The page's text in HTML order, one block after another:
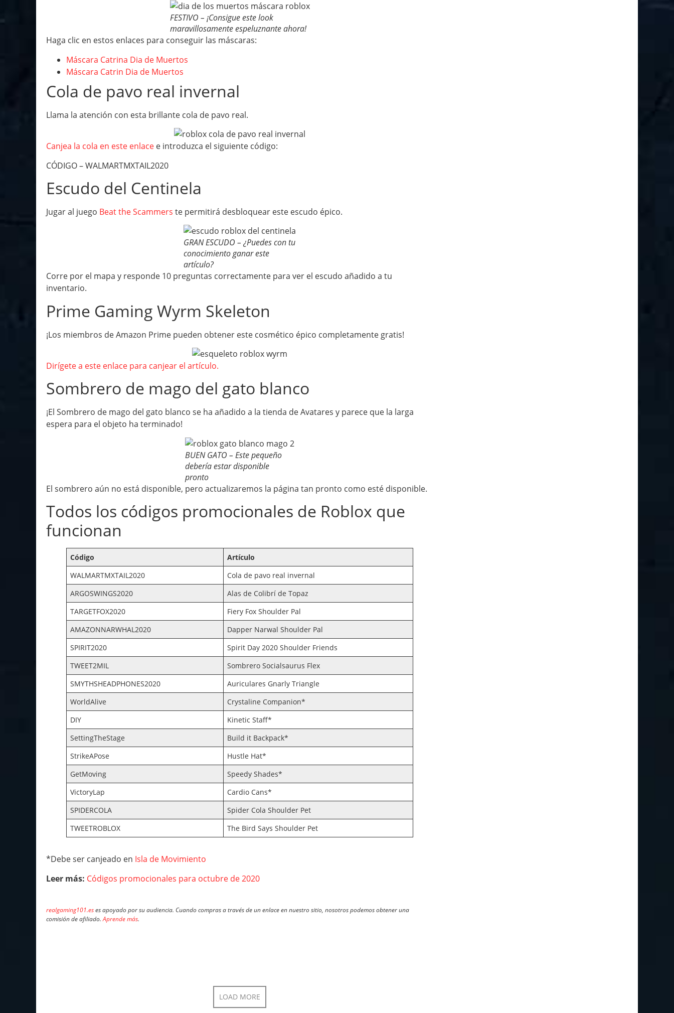
FESTIVO – ¡Consigue este look
maravillosamente espeluznante ahora!
Haga clic en estos enlaces para conseguir las máscaras:
Máscara Catrina Dia de Muertos
Máscara Catrin Dia de Muertos
Cola de pavo real invernal
Llama la atención con esta brillante cola de pavo real.
Canjea la cola en este enlace e introduzca el siguiente código:
CÓDIGO – WALMARTMXTAIL2020
Escudo del Centinela
Jugar al juego Beat the Scammers te permitirá desbloquear este escudo épico.
GRAN ESCUDO – ¿Puedes con tu
conocimiento ganar este
artículo?
Corre por el mapa y responde 10 preguntas correctamente para ver el escudo añadido a tu
inventario.
Prime Gaming Wyrm Skeleton
¡Los miembros de Amazon Prime pueden obtener este cosmético épico completamente gratis!
Dirígete a este enlace para canjear el artículo.
Sombrero de mago del gato blanco
¡El Sombrero de mago del gato blanco se ha añadido a la tienda de Avatares y parece que la larga
espera para el objeto ha terminado!
BUEN GATO – Este pequeño
debería estar disponible
pronto
El sombrero aún no está disponible, pero actualizaremos la página tan pronto como esté disponible.
Todos los códigos promocionales de Roblox que
funcionan
Código
Artículo
WALMARTMXTAIL2020
Cola de pavo real invernal
ARGOSWINGS2020
Alas de Colibrí de Topaz
TARGETFOX2020
Fiery Fox Shoulder Pal
AMAZONNARWHAL2020
Dapper Narwal Shoulder Pal
SPIRIT2020
Spirit Day 2020 Shoulder Friends
TWEET2MIL
Sombrero Socialsaurus Flex
SMYTHSHEADPHONES2020
Auriculares Gnarly Triangle
WorldAlive
Crystaline Companion*
DIY
Kinetic Staff*
SettingTheStage
Build it Backpack*
StrikeAPose
Hustle Hat*
GetMoving
Speedy Shades*
VictoryLap
Cardio Cans*
SPIDERCOLA
Spider Cola Shoulder Pet
TWEETROBLOX
The Bird Says Shoulder Pet
*Debe ser canjeado en Isla de Movimiento
Leer más: Códigos promocionales para octubre de 2020
realgaming101.eses apoyado por su audiencia. Cuando compras a través de un enlace en nuestro sitio, nosotros podemos obtener una
comisión de afiliado.Aprende más.
LOAD MORE